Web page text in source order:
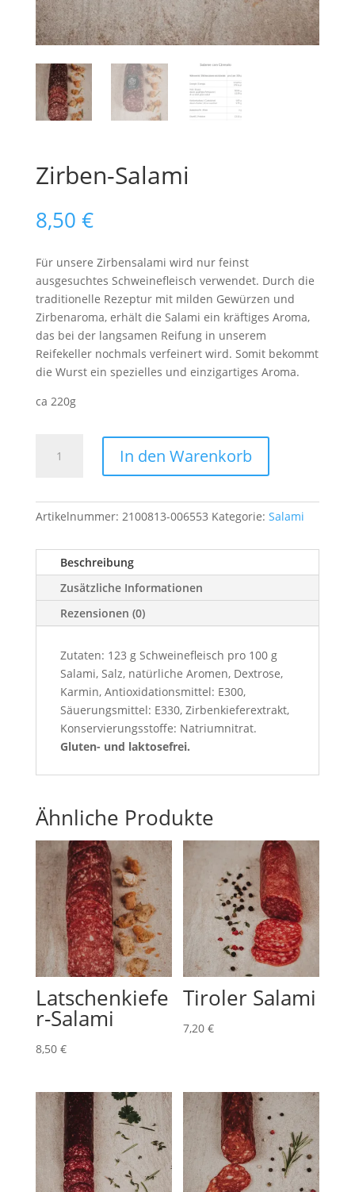
Zirben-Salami
8,50 €
Für unsere Zirbensalami wird nur feinst
ausgesuchtes Schweinefleisch verwendet. Durch die
traditionelle Rezeptur mit milden Gewürzen und
Zirbenaroma, erhält die Salami ein kräftiges Aroma,
das bei der langsamen Reifung in unserem
Reifekeller nochmals verfeinert wird. Somit bekommt
die Wurst ein spezielles und einzigartiges Aroma.
ca 220g
Salami
In den Warenkorb
Artikelnummer: 2100813-006553 Kategorie: Salami
Beschreibung
Zusätzliche Informationen
Rezensionen (0)
Zutaten: 123 g Schweinefleisch pro 100 g
Salami, Salz, natürliche Aromen, Dextrose,
Karmin, Antioxidationsmittel: E300,
Säuerungsmittel: E330, Zirbenkieferextrakt,
Konservierungsstoffe: Natriumnitrat.
Gluten- und laktosefrei.
Ähnliche Produkte
Latschenkiefe
r-Salami
8,50 €
Tiroler Salami
7,20€